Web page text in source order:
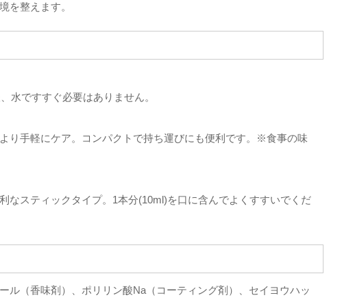
を整えます。
水ですすぐ必要はありません。
り手軽にケア。コンパクトで持ち運びにも便利です。※食事の味
なスティックタイプ。1本分(10ml)を口に含んでよくすすいでくだ
（香味剤）、ポリリン酸Na（コーティング剤）、セイヨウハッ